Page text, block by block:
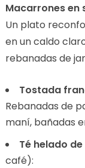
Macarrones en
Un plato
en un caldo
rebanadas de
Tostada
Rebanadas de
maní, bañadas
Té helado
café):